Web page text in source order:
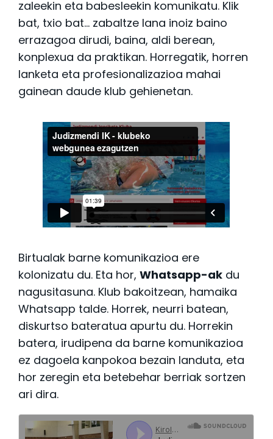
zaleekin eta babesleekin komunikatu. Klik
bat, txio bat… zabaltze lana inoiz baino
errazagoa dirudi, baina, aldi berean,
konplexua da praktikan. Horregatik, horren
lanketa eta profesionalizazioa mahai
gainean daude klub gehienetan.
Birtualak barne komunikazioa ere
kolonizatu du. Eta hor,Whatsapp-ak du
nagusitasuna. Klub bakoitzean, hamaika
Whatsapp talde. Horrek, neurri batean,
diskurtso bateratua apurtu du. Horrekin
batera, irudipena da barne komunikazioa
ez dagoela kanpokoa bezain landuta, eta
hor zeregin eta betebehar berriak sortzen
ari dira.